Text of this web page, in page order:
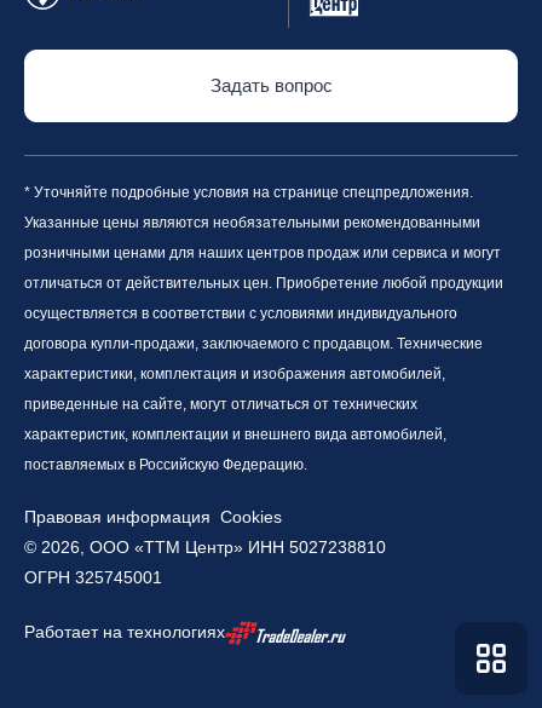
Задать вопрос
* Уточняйте подробные условия на странице спецпредложения.
Указанные цены являются необязательными рекомендованными
розничными ценами для наших центров продаж или сервиса и могут
отличаться от действительных цен. Приобретение любой продукции
осуществляется в соответствии с условиями индивидуального
договора купли-продажи, заключаемого с продавцом. Технические
характеристики, комплектация и изображения автомобилей,
приведенные на сайте, могут отличаться от технических
характеристик, комплектации и внешнего вида автомобилей,
поставляемых в Российскую Федерацию.
© 2026, ООО «ТТМ Центр» ИНН 5027238810
ОГРН 325745001
Правовая информация Cookies
Работает на технологиях